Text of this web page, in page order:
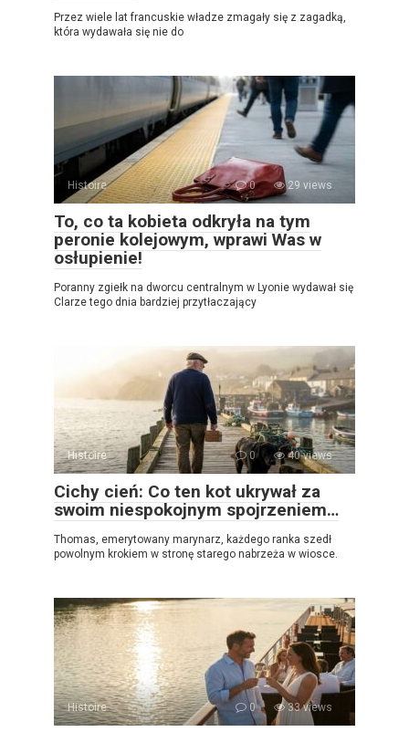
Przez wiele lat francuskie władze zmagały się z zagadką,
która wydawała się nie do
Histoire 0 29 views
To, co ta kobieta odkryła na tym
peronie kolejowym, wprawi Was w
osłupienie!
Poranny zgiełk na dworcu centralnym w Lyonie wydawał się
Clarze tego dnia bardziej przytłaczający
Histoire 0 40 views
Cichy cień: Co ten kot ukrywał za
swoim niespokojnym spojrzeniem…
Thomas, emerytowany marynarz, każdego ranka szedł
powolnym krokiem w stronę starego nabrzeża w wiosce.
Histoire 0 33 views